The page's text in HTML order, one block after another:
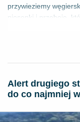
przywieziemy
piosenki i przeboje,
Alert drugiego
do co najmniej